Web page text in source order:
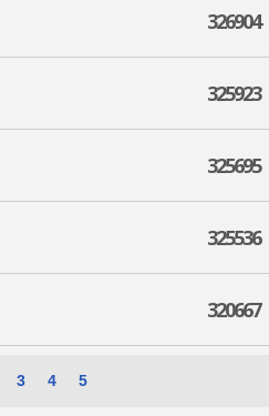
326904
325923
325695
325536
320667
3 4 5